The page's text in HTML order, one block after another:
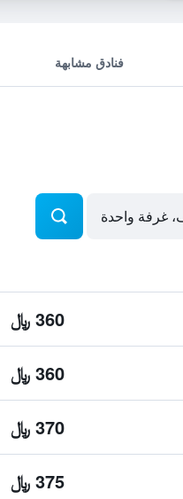
فنادق مشابهة
360 ﷼
360 ﷼
370 ﷼
375 ﷼